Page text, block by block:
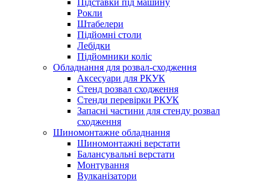
Підставки під машину
Рокли
Штабелери
Підйомні столи
Лебідки
Підйомники коліс
Обладнання для розвал-сходження
Аксесуари для РКУК
Стенд розвал сходження
Стенди перевірки РКУК
Запасні частини для стенду розвал
сходження
Шиномонтажне обладнання
Шиномонтажні верстати
Балансувальні верстати
Монтування
Вулканізатори